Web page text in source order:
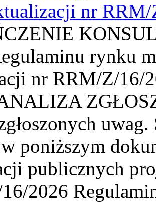
nr
rynku
nr RRM/Z/16/
poniższym
publicznych
2026